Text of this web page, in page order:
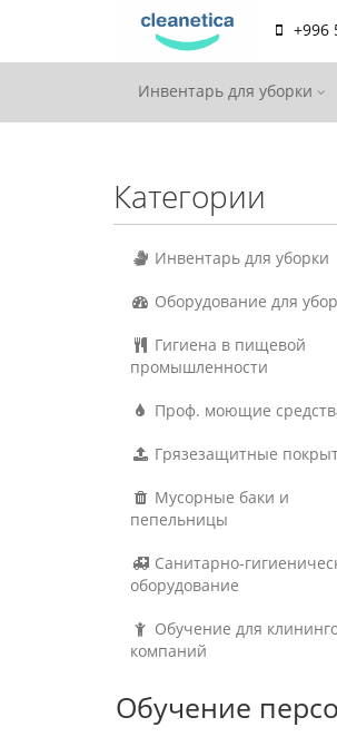
+996
Инвентарь для уборки
Категории
Инвентарь для уборки
Оборудование для
Гигиена в пищевой
промышленности
Проф. моющие
Грязезащитные
Мусорные баки и
пепельницы
Санитарно-
оборудование
Обучение для
компаний
Обучение